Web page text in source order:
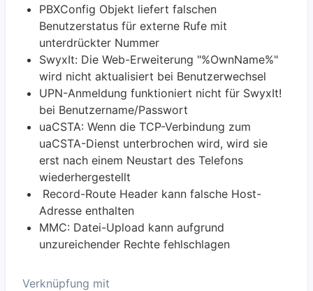
PBXConfig Objekt liefert falschen
Benutzerstatus für externe Rufe mit
unterdrückter Nummer
SwyxIt: Die Web-Erweiterung "%OwnName%"
wird nicht aktualisiert bei Benutzerwechsel
UPN-Anmeldung funktioniert nicht für SwyxIt!
bei Benutzername/Passwort
uaCSTA: Wenn die TCP-Verbindung zum
uaCSTA-Dienst unterbrochen wird, wird sie
erst nach einem Neustart des Telefons
wiederhergestellt
Record-Route Header kann falsche Host-
Adresse enthalten
MMC: Datei-Upload kann aufgrund
unzureichender Rechte fehlschlagen
Verknüpfung mit